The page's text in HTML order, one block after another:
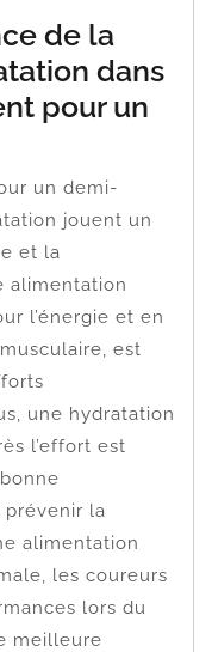
de la
dans
pour un
un demi-
jouent un
et la
alimentation
l’énergie et en
est
une hydratation
l’effort est
la
alimentation
les coureurs
lors du
meilleure